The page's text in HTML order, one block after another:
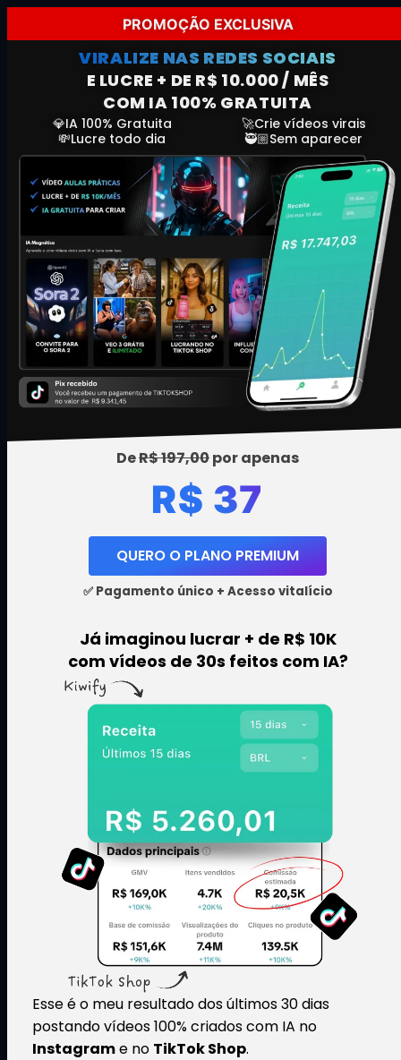
PROMOÇÃO EXCLUSIVA
VIRALIZE NAS REDES SOCIAIS
E LUCRE + DE R$ 10.000 / MÊS
COM IA 100% GRATUITA
💎IA 100% Gratuita
🚀Crie vídeos virais
💸Lucre todo dia
🥷🏼Sem aparecer
DeR$ 197,00por apenas
R$ 37
QUERO O PLANO PREMIUM
✅ Pagamento único + Acesso vitalício
Já imaginou lucrar + de R$ 10K
com vídeos de 30s feitos com IA?
Esse é o meu resultado dos últimos 30 dias
postando vídeos 100% criados com IA no
Instagrame no TikTok Shop.